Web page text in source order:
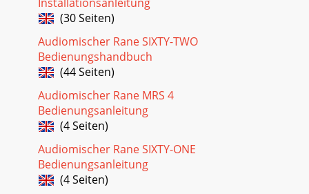
Out is available on a pair of unbal
Seite 28
OWNER’S MANUAL9SIXTY-ONEHow To Calibrate Serato
DJWith music playing in the background through your
system or booth output, put your needle on the rec
(30 Seiten)
Audiomischer Rane SIXTY-TWO
Bedienungshandbuch
(44 Seiten)
Audiomischer Rane MRS 4
Bedienungsanleitung
(4 Seiten)
Audiomischer Rane SIXTY-ONE
Bedienungsanleitung
(4 Seiten)